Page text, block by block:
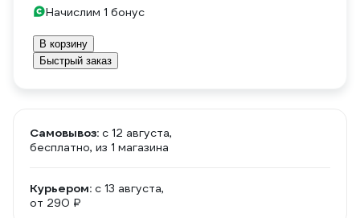
Начислим 1 бонус
В корзину
Быстрый заказ
Самовывоз: c 12 августа,
бесплатно, из 1 магазина
Курьером: c 13 августа,
от 290 ₽